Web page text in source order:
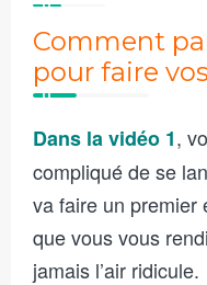
Comment
pour faire
Dans la vidéo 1,
compliqué de se
va faire un premier
que vous vous
jamais l’air ridicule.